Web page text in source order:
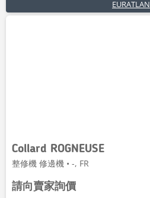
EURATLAN
Collard ROGNEUSE
整修機 修邊機 • -, FR
請向賣家詢價